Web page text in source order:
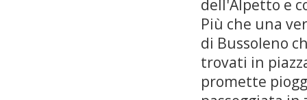
dell'Alpetto e
Più che una
di Bussoleno
trovati in
promette